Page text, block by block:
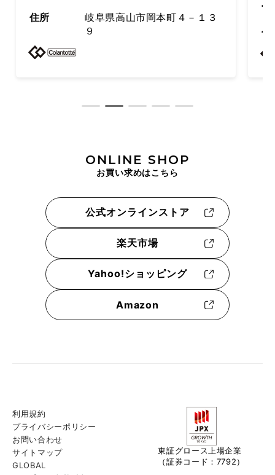
岐阜県高山市岡本町４－１３
富山県
ONLINE SHOP
お買い求めはこちら
公式オンラインストア
楽天市場
Yahoo!ショッピング
Amazon
利用規約
プライバシーポリシー
お問い合わせ
サイトマップ
GLOBAL
東証グロース上場企業
（証券コード：7792）